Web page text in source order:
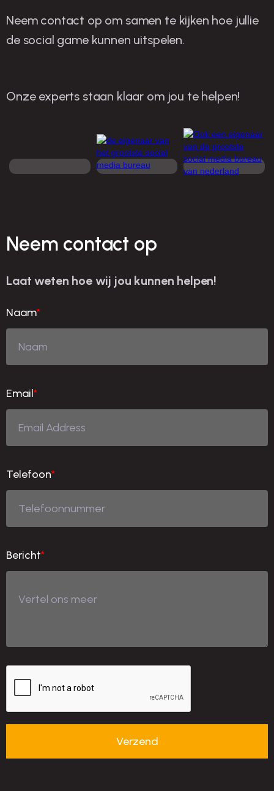
Neem contact op om samen te kijken hoe jullie
de social game kunnen uitspelen.
Onze experts staan klaar om jou te helpen!
Neem contact op
Laat weten hoe wij jou kunnen helpen!
Naam*
Email*
Telefoon*
Bericht*